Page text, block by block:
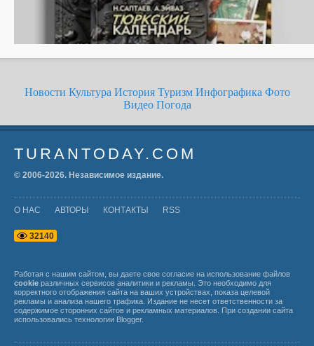
Новости Культура История Туризм Инфографика Фото
Видео Погода
TURANTODAY.COM
© 2006-2026. Независимое издание.
О НАС АВТОРЫ КОНТАКТЫ RSS
32140
Работая с нашим сайтом, вы даете свое согласие на использование файлов
cookie различных сервисов аналитики и рекламы. Это необходимо для
корректного отображения сайта на ваших устройствах, показа целевой
рекламы и анализа нашего трафика. Издание не несет ответственности за
содержимое сторонних сайтов и рекламных материалов. При создании сайта
использовались технологии Blogger.